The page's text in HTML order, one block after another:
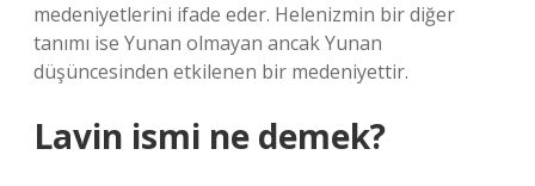
medeniyetlerini ifade eder. Helenizmin bir diğer
tanımı ise Yunan olmayan ancak Yunan
düşüncesinden etkilenen bir medeniyettir.
Lavin ismi ne demek?